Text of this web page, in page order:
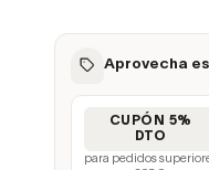
Aprovecha
CUPÓN 5%
DTO
para pedidos